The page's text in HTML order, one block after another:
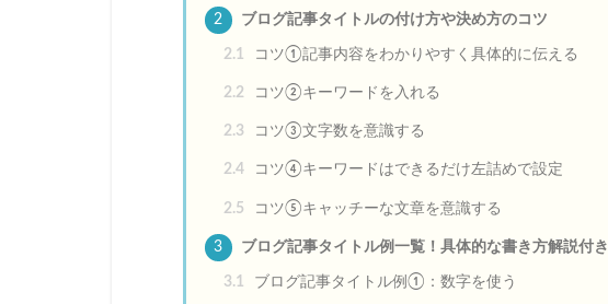
2 ブログ記事タイトルの付け方や決め方のコツ
2.1 コツ①記事内容をわかりやすく具体的に伝える
2.2 コツ②キーワードを入れる
2.3 コツ③文字数を意識する
2.4 コツ④キーワードはできるだけ左詰めで設定
2.5 コツ⑤キャッチーな文章を意識する
3 ブログ記事タイトル例一覧！具体的な書き方解説付き
3.1 ブログ記事タイトル例①：数字を使う